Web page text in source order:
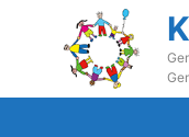
springen